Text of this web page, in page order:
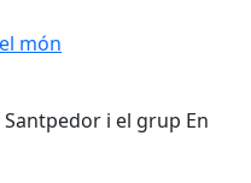
món
i el grup En